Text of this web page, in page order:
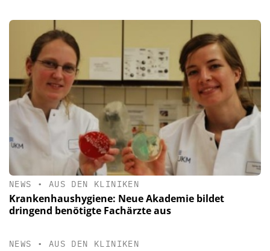
NEWS • AUS DEN KLINIKEN
Krankenhaushygiene: Neue Akademie bildet
dringend benötigte Fachärzte aus
NEWS • AUS DEN KLINIKEN